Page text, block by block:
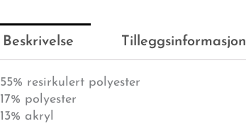
Beskrivelse Tilleggsinformasjon
55% resirkulert polyester
17% polyester
13% akryl